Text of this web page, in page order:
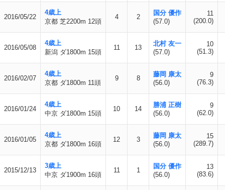
2016/05/22
4歳上
京都 芝2200m 12頭
4 2
国分 優作
(57.0)
11
(200.0)
2016/05/08
4歳上
新潟 ダ1800m 15頭
11 13
北村 友一
(57.0)
10
(51.3)
2016/02/07
4歳上
京都 ダ1800m 11頭
9 8
藤岡 康太
(56.0)
9
(76.3)
2016/01/24
4歳上
中京 ダ1800m 15頭
10 14
勝浦 正樹
(56.0)
9
(62.0)
2016/01/05
4歳上
京都 ダ1800m 16頭
12 3
藤岡 康太
(56.0)
15
(289.7)
2015/12/13
3歳上
中京 ダ1900m 16頭
11 1
国分 優作
(56.0)
13
(83.6)